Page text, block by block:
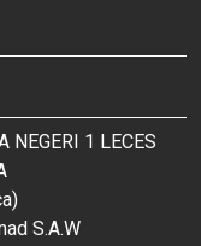
NEGERI 1 LECES
S.A.W